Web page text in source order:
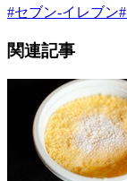
#セブン-イレブン#
関連記事